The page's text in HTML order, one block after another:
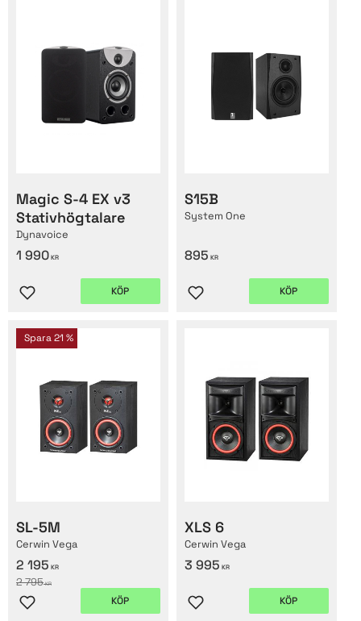
Magic S-4 EX v3
Stativhögtalare
Dynavoice
1 990 KR
Lägg till i favoriter
KÖP
S15B
System One
895 KR
Lägg till i favoriter
KÖP
SL-5M
Cerwin Vega
2 195 KR
2 795KR
Spara21 %
Lägg till i favoriter
KÖP
XLS 6
Cerwin Vega
3 995 KR
Lägg till i favoriter
KÖP